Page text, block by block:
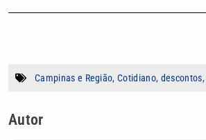
Campinas e Região,Cotidiano, descontos,
Autor